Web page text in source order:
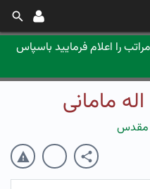
را اعلام فرمایید باسپاس
مامانی
مقدس